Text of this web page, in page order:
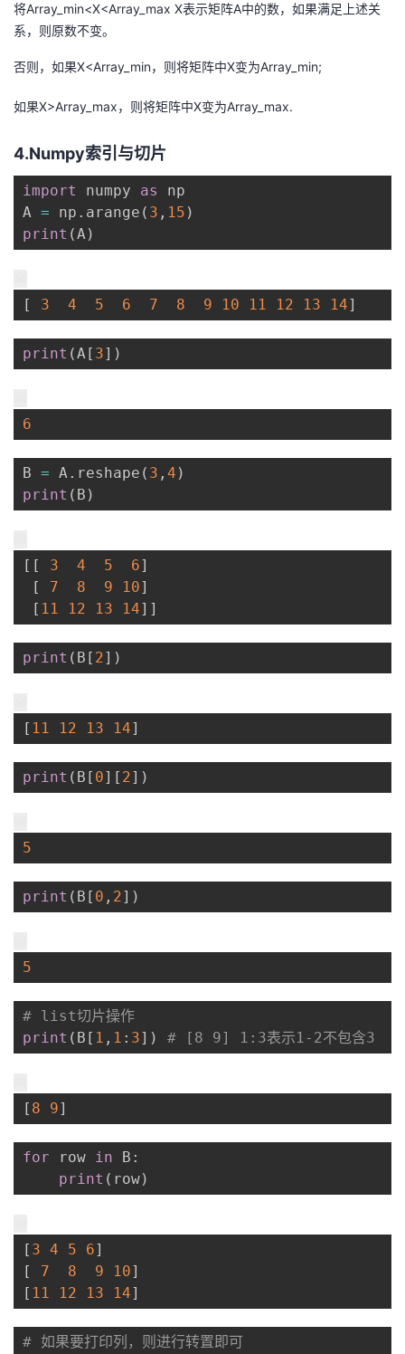
将Array_min<X<Array_max X表示矩阵A中的数，如果满足上述关
系，则原数不变。
否则，如果X<Array_min，则将矩阵中X变为Array_min;
如果X>Array_max，则将矩阵中X变为Array_max.
4.Numpy索引与切片
import numpy as
np
A = np . arange ( 3 , 15 )
print (A)
[ 3 4 5 6 7 8 9 10 11 12 13 14]
print (A[ 3] )
6
B = A. reshape ( 3 , 4 )
print ( B )
[ [ 3 4 5 6]
[
7 8 9 10]
[ 11 12 13 14] ]
print ( B [ 2] )
[ 11 12 13 14]
print ( B [ 0] [ 2] )
5
print ( B [ 0 , 2] )
5
# list切片操作
print ( B [ 1 , 1 : 3] ) # [8 9] 1:3表示1-2不包含3
[ 8 9]
for row in B :
print ( row)
[ 3 4 5 6]
[
7 8 9 10]
[ 11 12 13 14]
# 如果要打印列，则进行转置即可